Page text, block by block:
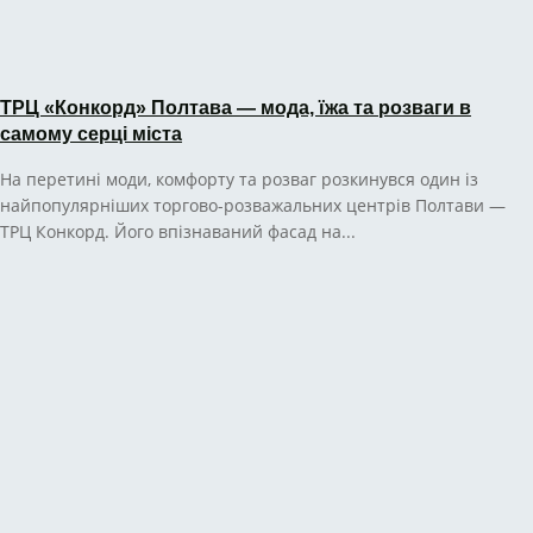
ТРЦ «Конкорд» Полтава — мода, їжа та розваги в
самому серці міста
На перетині моди, комфорту та розваг розкинувся один із
найпопулярніших торгово-розважальних центрів Полтави —
ТРЦ Конкорд. Його впізнаваний фасад на...